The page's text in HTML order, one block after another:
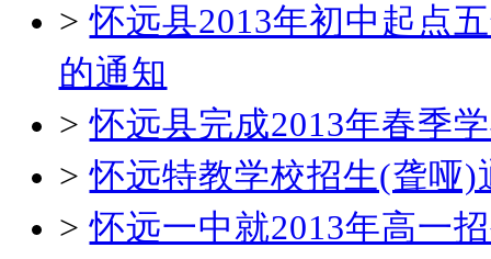
>怀远县2013年初中起点
的通知
>怀远县完成2013年春季
>怀远特教学校招生(聋哑)
>怀远一中就2013年高一